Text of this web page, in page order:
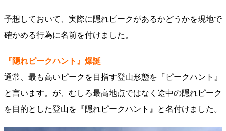
予想しておいて、実際に隠れピークがあるかどうかを現地で
確かめる行為に名前を付けました。
『隠れピークハント』爆誕
通常、最も高いピークを目指す登山形態を『ピークハント』
と言います。が、むしろ最高地点ではなく途中の隠れピーク
を目的とした登山を『隠れピークハント』と名付けました。